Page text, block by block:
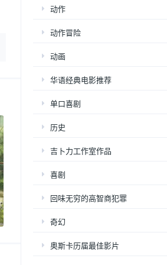
动作
动作冒险
动画
华语经典电影推荐
单口喜剧
历史
吉卜力工作室作品
喜剧
回味无穷的高智商犯罪
奇幻
奥斯卡历届最佳影片